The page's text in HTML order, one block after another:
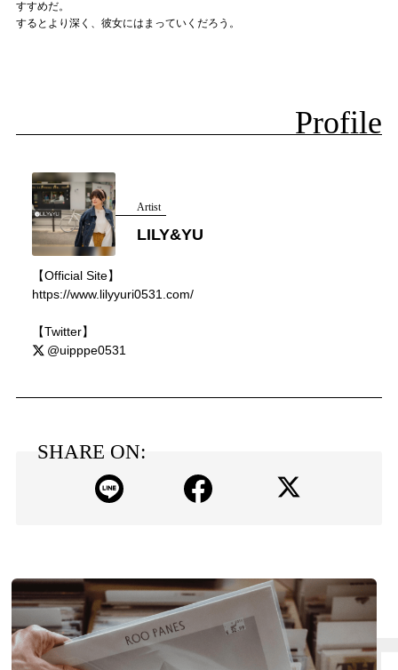
すすめだ。
するとより深く、彼女にはまっていくだろう。
Profile
Artist
LILY&YU
【Official Site】
https://www.lilyyuri0531.com/
【Twitter】
@uipppe0531
SHARE ON: